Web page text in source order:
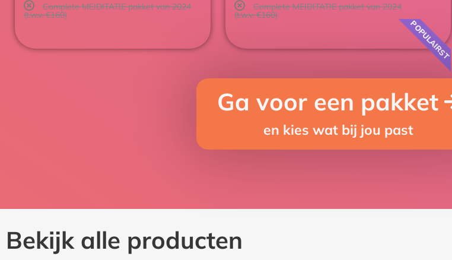
Complete MEIDITATIE pakket van 2024
(t.w.v. €160)
Complete MEIDITATIE pakket van 2024
(t.w.v. €160)
POPULAIRST
Ga voor een pakket
en kies wat bij jou past
Bekijk alle producten